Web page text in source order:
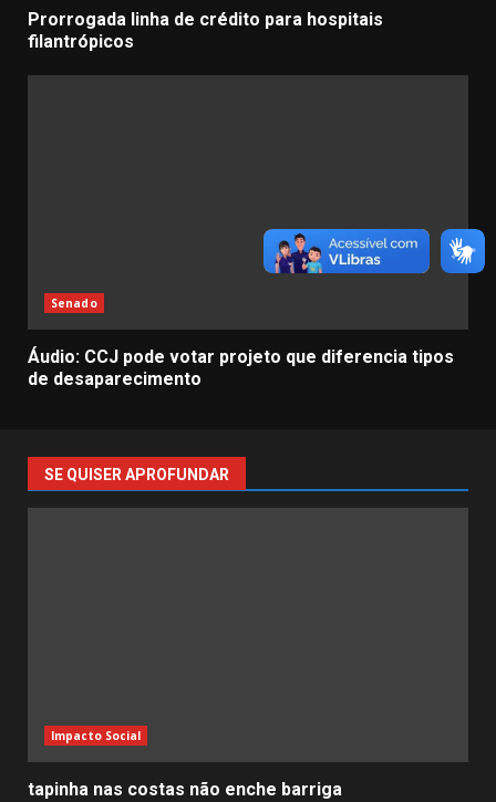
Prorrogada linha de crédito para hospitais
filantrópicos
Senado
Áudio: CCJ pode votar projeto que diferencia tipos
de desaparecimento
SE QUISER APROFUNDAR
Impacto Social
tapinha nas costas não enche barriga